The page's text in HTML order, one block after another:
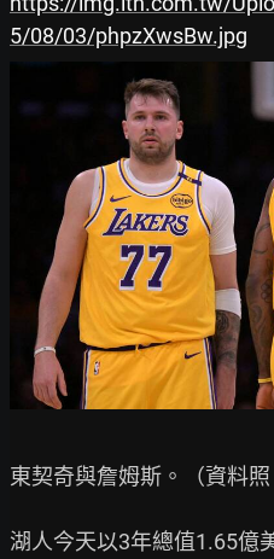
5/08/03/phpzXwsBw.jpg
東契奇與詹姆斯。（資料照
湖人今天以3年總值1.65億